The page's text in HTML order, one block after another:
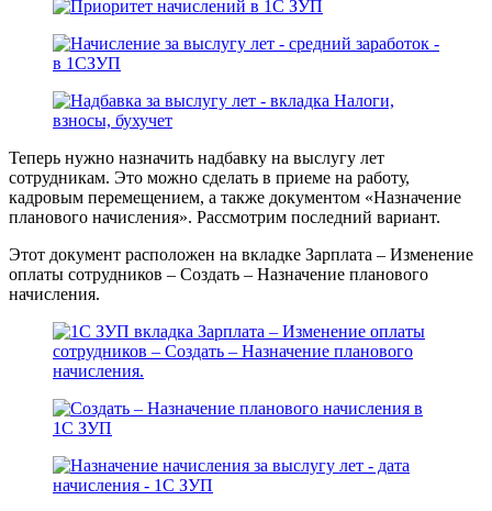
Теперь нужно назначить надбавку на выслугу лет
сотрудникам. Это можно сделать в приеме на работу,
кадровым перемещением, а также документом «Назначение
планового начисления». Рассмотрим последний вариант.
Этот документ расположен на вкладке Зарплата – Изменение
оплаты сотрудников – Создать – Назначение планового
начисления.